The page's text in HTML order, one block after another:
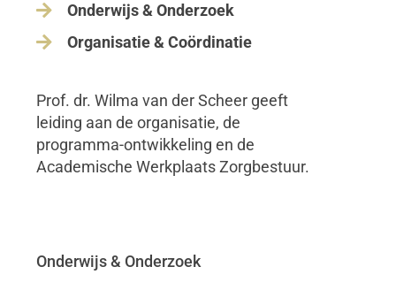

Onderwijs & Onderzoek

Organisatie & Coördinatie
Prof. dr. Wilma van der Scheer geeft
leiding aan de organisatie, de
programma-ontwikkeling en de
Academische Werkplaats Zorgbestuur.
Onderwijs & Onderzoek